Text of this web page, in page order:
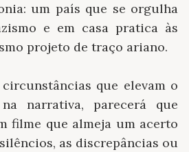
um país que se orgulha
e em casa pratica às
projeto de traço ariano.
que elevam o
narrativa, parecerá que
filme que almeja um acerto
as discrepâncias ou